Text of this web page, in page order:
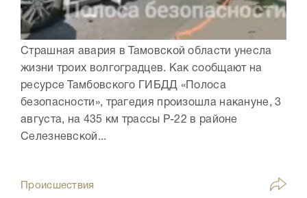
Страшная авария в Тамовской области унесла
жизни троих волгоградцев. Как сообщают на
ресурсе Тамбовского ГИБДД «Полоса
безопасности», трагедия произошла накануне, 3
августа, на 435 км трассы Р-22 в районе
Селезневской...
Происшествия